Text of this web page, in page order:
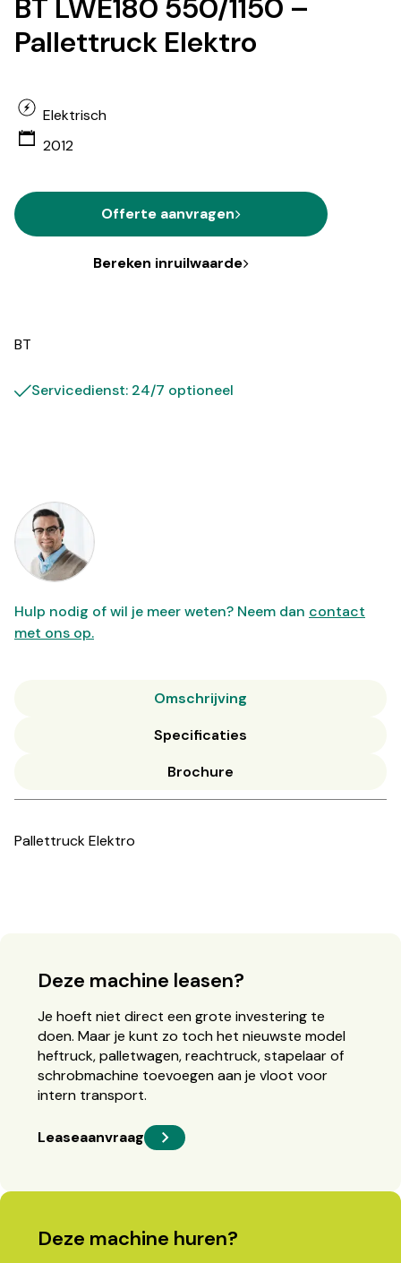
BT LWE180 550/1150 –
Pallettruck Elektro
Elektrisch
2012
Offerte aanvragen
Bereken inruilwaarde
BT
Servicedienst: 24/7 optioneel
Hulp nodig of wil je meer weten? Neem dan contact
met ons op.
Omschrijving
Specificaties
Brochure
Pallettruck Elektro
Deze machine leasen?
Je hoeft niet direct een grote investering te
doen. Maar je kunt zo toch het nieuwste model
heftruck, palletwagen, reachtruck, stapelaar of
schrobmachine toevoegen aan je vloot voor
intern transport.
Leaseaanvraag
Deze machine huren?